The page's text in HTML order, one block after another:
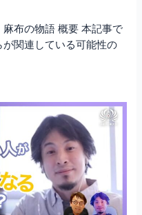
布の物語 概要 本記事で
関連している可能性の